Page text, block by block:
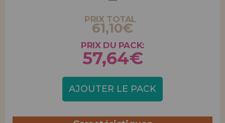
PRIX TOTAL
61,10€
PRIX DU PACK:
57,64€
AJOUTER LE PACK